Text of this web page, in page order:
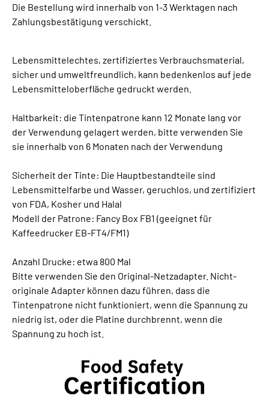
Die Bestellung wird innerhalb von 1-3 Werktagen nach
Zahlungsbestätigung verschickt.
Lebensmittelechtes, zertifiziertes Verbrauchsmaterial,
sicher und umweltfreundlich, kann bedenkenlos auf jede
Lebensmitteloberfläche gedruckt werden.
Haltbarkeit: die Tintenpatrone kann 12 Monate lang vor
der Verwendung gelagert werden, bitte verwenden Sie
sie innerhalb von 6 Monaten nach der Verwendung
Sicherheit der Tinte: Die Hauptbestandteile sind
Lebensmittelfarbe und Wasser, geruchlos, und zertifiziert
von FDA, Kosher und Halal
Modell der Patrone: Fancy Box FB1 (geeignet für
Kaffeedrucker EB-FT4/FM1)
Anzahl Drucke: etwa 800 Mal
Bitte verwenden Sie den Original-Netzadapter. Nicht-
originale Adapter können dazu führen, dass die
Tintenpatrone nicht funktioniert, wenn die Spannung zu
niedrig ist, oder die Platine durchbrennt, wenn die
Spannung zu hoch ist.